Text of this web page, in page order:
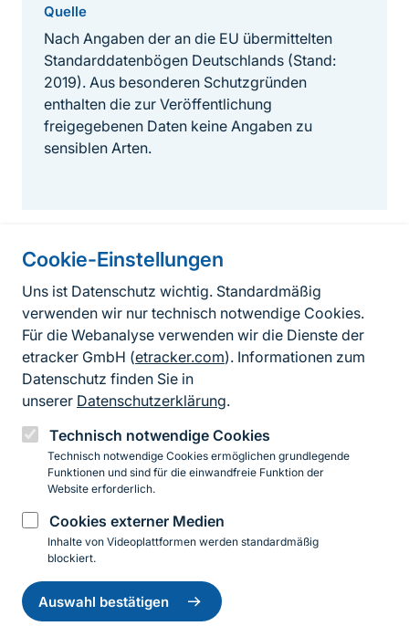
Cookie-Einstellungen
Uns ist Datenschutz wichtig. Standardmäßig
verwenden wir nur technisch notwendige Cookies.
Für die Webanalyse verwenden wir die Dienste der
etracker GmbH (etracker.com). Informationen zum
Datenschutz finden Sie in
unserer Datenschutzerklärung.
Technisch notwendige Cookies
Technisch notwendige Cookies ermöglichen grundlegende
Funktionen und sind für die einwandfreie Funktion der
Website erforderlich.
Cookies externer Medien
Inhalte von Videoplattformen werden standardmäßig
blockiert.
Auswahl bestätigen
Einwilligung
zurückziehen
Quelle
Nach Angaben der an die EU übermittelten
Standarddatenbögen Deutschlands (Stand:
2019). Aus besonderen Schutzgründen
enthalten die zur Veröffentlichung
freigegebenen Daten keine Angaben zu
sensiblen Arten.
Informationen zur Seite
FußzeileKontakt zum BfN
Kontaktformular
Erklärung zur Barrierefreiheit
Impressum
Datenschutz
InstagramFacebookYouTubeLinkedIn
© 2026 Bundesamt für Naturschutz